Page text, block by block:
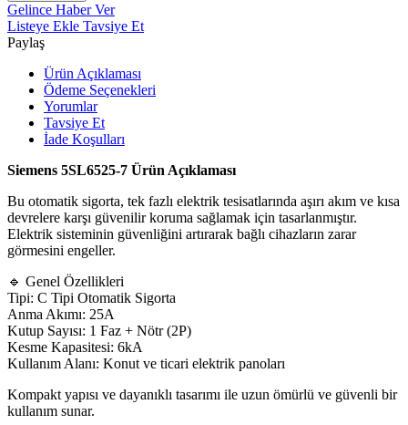
Gelince Haber Ver
Listeye Ekle Tavsiye Et
Paylaş
Ürün Açıklaması
Ödeme Seçenekleri
Yorumlar
Tavsiye Et
İade Koşulları
Siemens 5SL6525-7 Ürün Açıklaması
Bu otomatik sigorta, tek fazlı elektrik tesisatlarında aşırı akım ve kısa
devrelere karşı güvenilir koruma sağlamak için tasarlanmıştır.
Elektrik sisteminin güvenliğini artırarak bağlı cihazların zarar
görmesini engeller.
🔹 Genel Özellikleri
Tipi: C Tipi Otomatik Sigorta
Anma Akımı: 25A
Kutup Sayısı: 1 Faz + Nötr (2P)
Kesme Kapasitesi: 6kA
Kullanım Alanı: Konut ve ticari elektrik panoları
Kompakt yapısı ve dayanıklı tasarımı ile uzun ömürlü ve güvenli bir
kullanım sunar.